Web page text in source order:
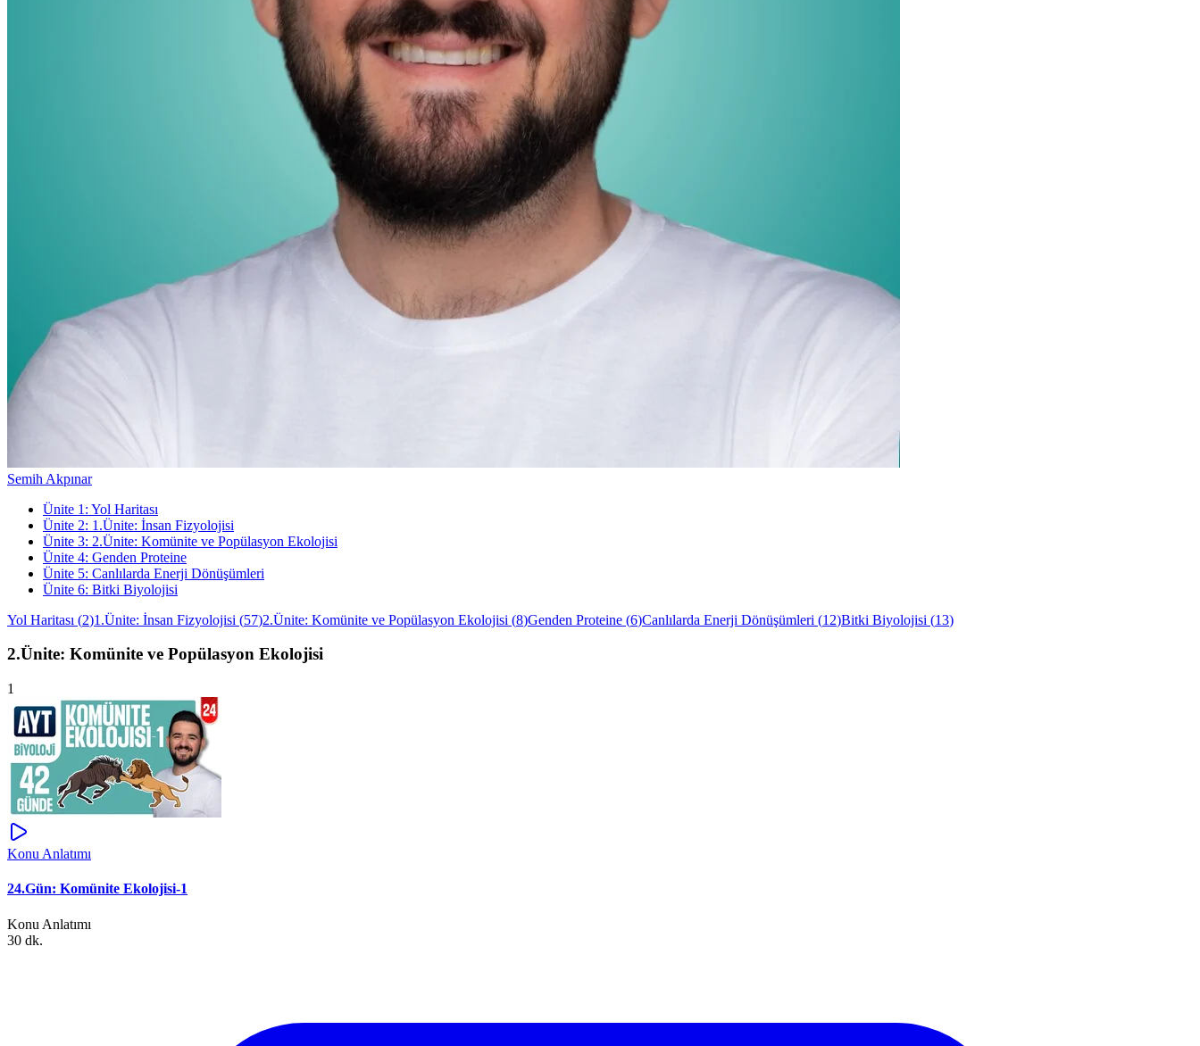
Semih Akpınar
Ünite 1 : Yol Haritası
Ünite 2: 1.Ünite: İnsan Fizyolojisi
Ünite 3: 2.Ünite: Komünite ve Popülasyon Ekolojisi
Ünite 4: Genden Proteine
Ünite 5: Canlılarda Enerji Dönüşümleri
Ünite 6: Bitki Biyolojisi
Yol Haritası (2)1.Ünite: İnsan Fizyolojisi (57)2.Ünite: Komünite ve Popülasyon Ekolojisi (8)Genden Proteine (6)Canlılarda Enerji Dönüşümleri (12)Bitki Biyolojisi (13)
2.Ünite: Komünite ve Popülasyon Ekolojisi
1
Konu Anlatımı
24.Gün: Komünite Ekolojisi-1
Konu Anlatımı
30 dk.